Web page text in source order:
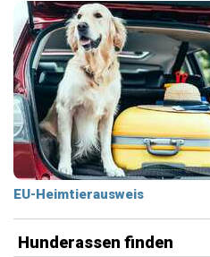
EU-Heimtierausweis
Hunderassen finden